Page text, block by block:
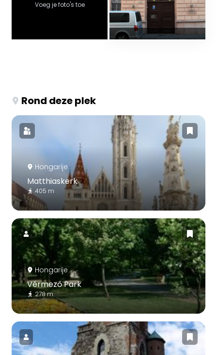
Voeg je foto's toe
Rond deze plek
Hongarije
Matthiaskerk
405 m
Hongarije
Vérmező Park
278 m